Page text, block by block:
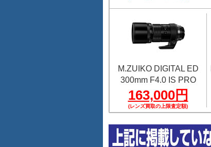
M.ZUIKO DIGITAL ED
300mm F4.0 IS PRO
163,000円
(レンズ買取の上限査定額)